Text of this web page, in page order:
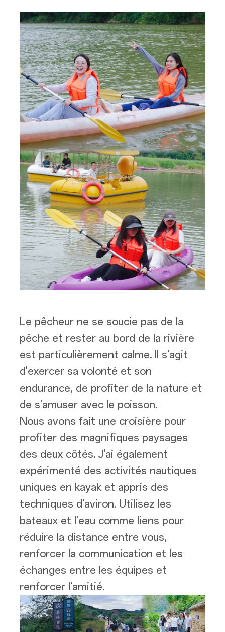
Le pêcheur ne se soucie pas de la
pêche et rester au bord de la rivière
est particulièrement calme. Il s'agit
d'exercer sa volonté et son
endurance, de profiter de la nature et
de s'amuser avec le poisson.
Nous avons fait une croisière pour
profiter des magnifiques paysages
des deux côtés. J'ai également
expérimenté des activités nautiques
uniques en kayak et appris des
techniques d'aviron. Utilisez les
bateaux et l'eau comme liens pour
réduire la distance entre vous,
renforcer la communication et les
échanges entre les équipes et
renforcer l'amitié.